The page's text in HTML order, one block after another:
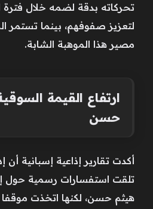
تحركاته بدقة لضمه خلال فترة
لتعزيز صفوفهم، بينما تستمر
مصير هذا الموهبة الشابة.
ارتفاع القيمة
حسن
أكدت تقارير إذاعية إسبانية أن
تلقت استفسارات رسمية حول
هيثم حسن، لكنها اتخذت